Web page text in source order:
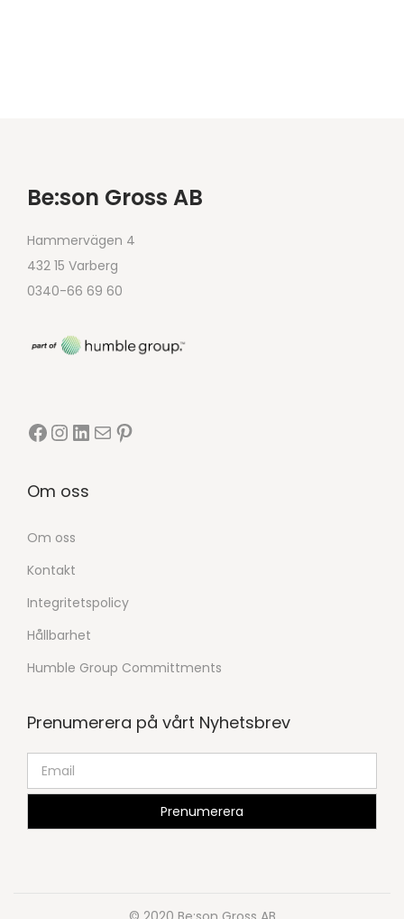
Be:son Gross AB
Hammervägen 4
432 15 Varberg
0340-66 69 60
Om oss
Om oss
Kontakt
Integritetspolicy
Hållbarhet
Humble Group Committments
Prenumerera på vårt Nyhetsbrev